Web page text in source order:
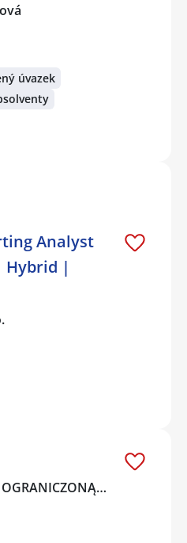
úvazek
Analyst
Hybrid |
OGRANICZONĄ…